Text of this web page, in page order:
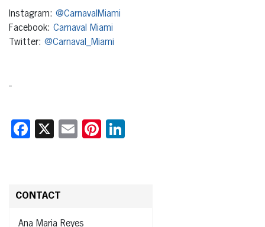
Instagram: @CarnavalMiami
Facebook: Carnaval Miami
Twitter: @Carnaval_Miami
Facebook
X EmailPinterest
CONTACT
Ana Maria Reyes